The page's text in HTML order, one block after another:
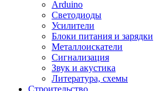
Arduino
Светодиоды
Усилители
Блоки питания и зарядки
Металлоискатели
Сигнализация
Звук и акустика
Литература, схемы
Строительство